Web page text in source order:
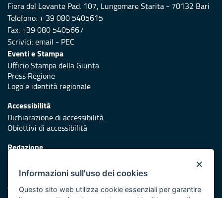
Fiera del Levante Pad. 107, Lungomare Starita - 70132 Bari
Telefono: + 39 080 5405615
Fax: +39 080 5405667
Scrivici:email - PEC
Eventi e Stampa
Ufficio Stampa della Giunta
Press Regione
Logo e identità regionale
Accessibilità
Dichiarazione di accessibilità
Obiettivi di accessibilità
Redazione
Protezione civile
Vai al sito di Protezione Civile Puglia
×
Informazioni sull'uso dei cookies
Questo sito web utilizza cookie essenziali per garantire